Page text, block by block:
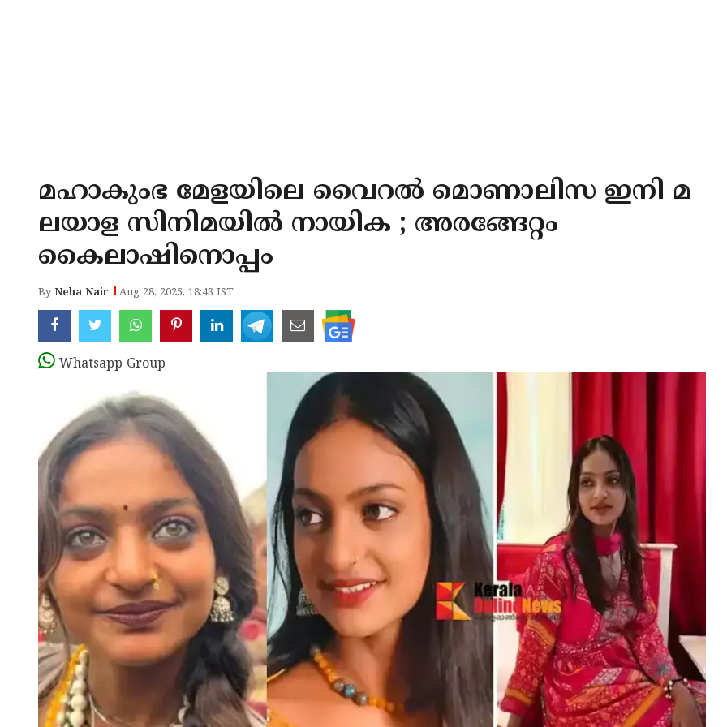
മഹാകുംഭ മേളയിലെ വൈറൽ മൊണാലിസ ഇനി മ
ലയാള സിനിമയിൽ നായിക ; അരങ്ങേറ്റം
കൈലാഷിനൊപ്പം
ByNeha Nair Aug 28, 2025, 18:43 IST
Whatsapp Group